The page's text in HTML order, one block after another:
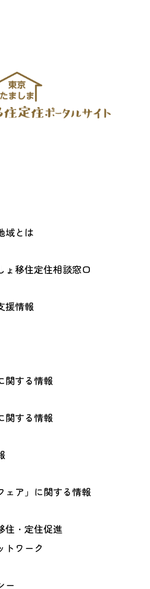
域とは
ょ移住定住相談窓口
援情報
関する情報
関する情報
ェア」に関する情報
住・定住促進
トワーク
ー